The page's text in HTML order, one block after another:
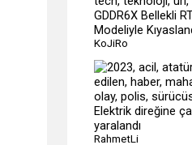
GDDR6X Bellekli
Modeliyle
KoJiRo
Elektrik direğine
yaralandı
RahmetLi